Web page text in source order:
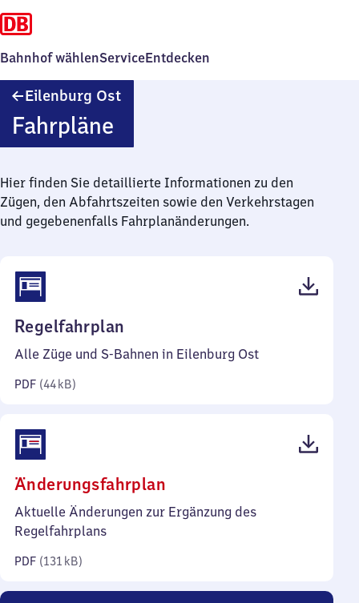
Bahnhof wählenServiceEntdecken
Eilenburg Ost
Fahrpläne
Hier finden Sie detaillierte Informationen zu den
Zügen, den Abfahrtszeiten sowie den Verkehrstagen
und gegebenenfalls Fahrplanänderungen.
Regelfahrplan
44
Alle Züge und S-Bahnen in Eilenburg Ost
PDF (44 kB)
Änderungsfahrplan
131
Aktuelle Änderungen zur Ergänzung des
Regelfahrplans
PDF (131 kB)